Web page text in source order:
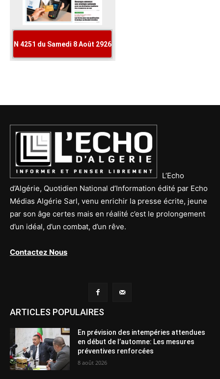
L’Echo
d’Algérie, Quotidien National d’Information édité par Echo
Médias Algérie Sarl, venu enrichir la presse écrite, jeune
par son âge certes mais en réalité c’est le prolongement
d’un idéal, d’un combat, d’un rêve.
Contactez Nous
ARTICLES POPULAIRES
En prévision des intempéries attendues
en début de l’automne: Les mesures
préventives renforcées
8 août 2026